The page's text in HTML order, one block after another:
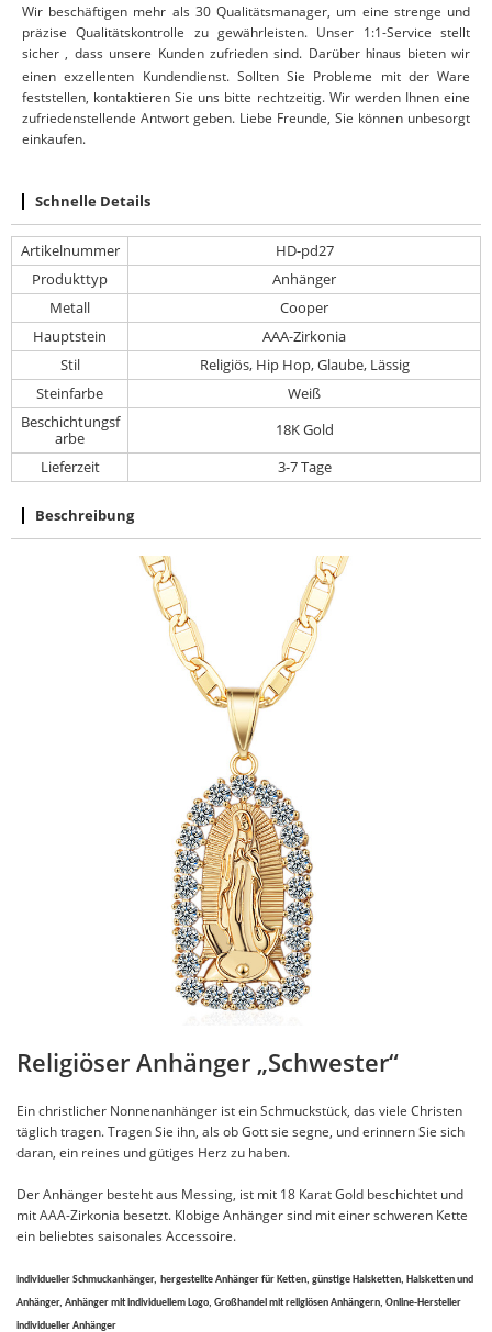
Wir beschäftigen mehr als 30 Qualitätsmanager, um eine strenge und
präzise Qualitätskontrolle zu gewährleisten. Unser 1:1-Service stellt
sicher , dass unsere Kunden zufrieden sind. Darüber hinaus bieten wir
einen exzellenten Kundendienst. Sollten Sie Probleme mit der Ware
feststellen, kontaktieren Sie uns bitte rechtzeitig. Wir werden Ihnen eine
zufriedenstellende Antwort geben. Liebe Freunde, Sie können unbesorgt
einkaufen.
Schnelle Details
Artikelnummer
HD-pd27
Produkttyp
Anhänger
Metall
Cooper
Hauptstein
AAA-Zirkonia
Stil
Religiös, Hip Hop, Glaube, Lässig
Steinfarbe
Weiß
Beschichtungsf
arbe
18K Gold
Lieferzeit
3-7 Tage
Beschreibung
Religiöser Anhänger „Schwester“
Ein christlicher Nonnenanhänger ist ein Schmuckstück, das viele Christen
täglich tragen. Tragen Sie ihn, als ob Gott sie segne, und erinnern Sie sich
daran, ein reines und gütiges Herz zu haben.
Der Anhänger besteht aus Messing, ist mit 18 Karat Gold beschichtet und
mit AAA-Zirkonia besetzt. Klobige Anhänger sind mit einer schweren Kette
ein beliebtes saisonales Accessoire.
individueller Schmuckanhänger, hergestellte Anhänger für Ketten, günstige Halsketten, Halsketten und
Anhänger, Anhänger mit individuellem Logo, Großhandel mit religiösen Anhängern, Online-Hersteller
individueller Anhänger